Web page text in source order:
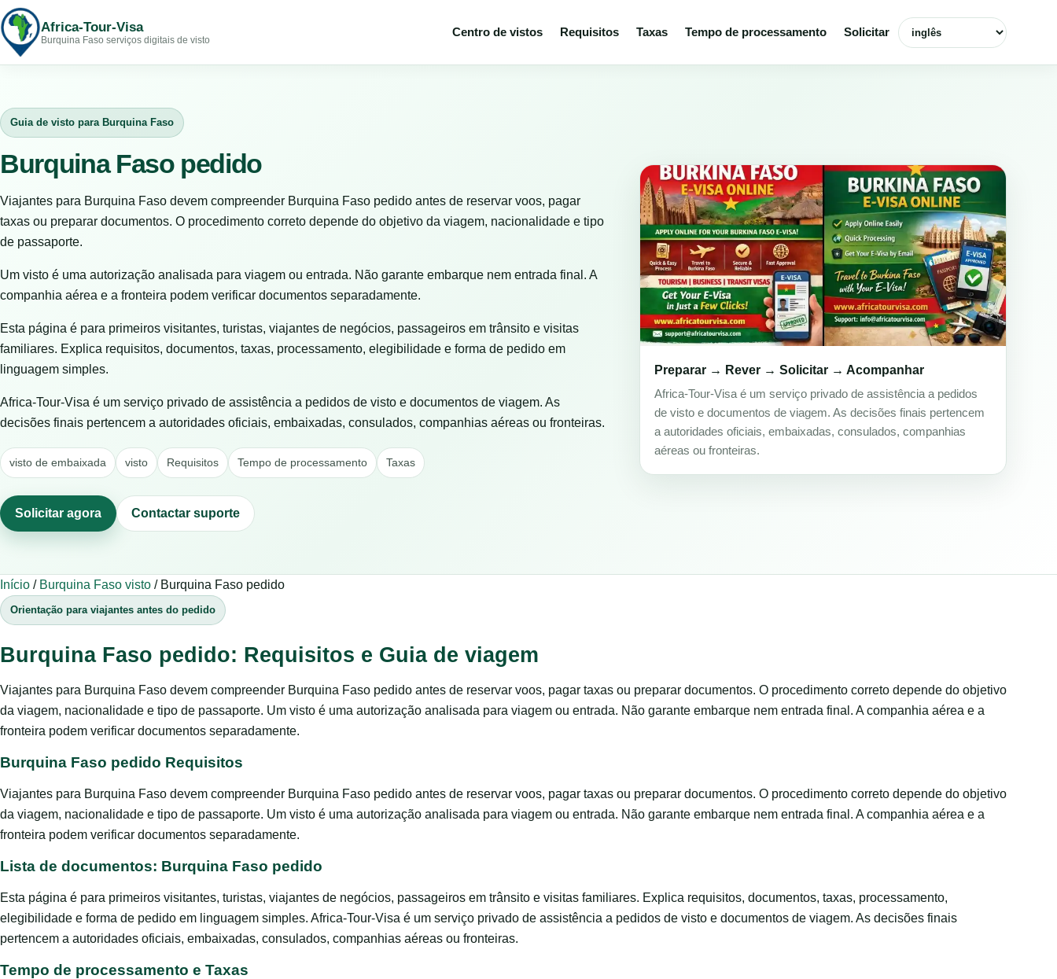
Africa-Tour-Visa
Burquina Faso serviços digitais de visto
Centro de vistos Requisitos Taxas Tempo de processamento Solicitar Selecionar idioma
Guia de visto para Burquina Faso
Burquina Faso pedido
Viajantes para Burquina Faso devem compreender Burquina Faso pedido antes de reservar voos, pagar
taxas ou preparar documentos. O procedimento correto depende do objetivo da viagem, nacionalidade e tipo
de passaporte.
Um visto é uma autorização analisada para viagem ou entrada. Não garante embarque nem entrada final. A
companhia aérea e a fronteira podem verificar documentos separadamente.
Esta página é para primeiros visitantes, turistas, viajantes de negócios, passageiros em trânsito e visitas
familiares. Explica requisitos, documentos, taxas, processamento, elegibilidade e forma de pedido em
linguagem simples.
Africa-Tour-Visa é um serviço privado de assistência a pedidos de visto e documentos de viagem. As
decisões finais pertencem a autoridades oficiais, embaixadas, consulados, companhias aéreas ou fronteiras.
visto de embaixada visto Requisitos Tempo de processamento Taxas
Solicitar agora Contactar suporte
Preparar → Rever → Solicitar → Acompanhar
Africa-Tour-Visa é um serviço privado de assistência a pedidos
de visto e documentos de viagem. As decisões finais pertencem
a autoridades oficiais, embaixadas, consulados, companhias
aéreas ou fronteiras.
Início / Burquina Faso visto / Burquina Faso pedido
Orientação para viajantes antes do pedido
Burquina Faso pedido: Requisitos e Guia de viagem
Viajantes para Burquina Faso devem compreender Burquina Faso pedido antes de reservar voos, pagar taxas ou preparar documentos. O procedimento correto depende do objetivo
da viagem, nacionalidade e tipo de passaporte. Um visto é uma autorização analisada para viagem ou entrada. Não garante embarque nem entrada final. A companhia aérea e a
fronteira podem verificar documentos separadamente.
Burquina Faso pedido Requisitos
Viajantes para Burquina Faso devem compreender Burquina Faso pedido antes de reservar voos, pagar taxas ou preparar documentos. O procedimento correto depende do objetivo
da viagem, nacionalidade e tipo de passaporte. Um visto é uma autorização analisada para viagem ou entrada. Não garante embarque nem entrada final. A companhia aérea e a
fronteira podem verificar documentos separadamente.
Lista de documentos: Burquina Faso pedido
Esta página é para primeiros visitantes, turistas, viajantes de negócios, passageiros em trânsito e visitas familiares. Explica requisitos, documentos, taxas, processamento,
elegibilidade e forma de pedido em linguagem simples. Africa-Tour-Visa é um serviço privado de assistência a pedidos de visto e documentos de viagem. As decisões finais
pertencem a autoridades oficiais, embaixadas, consulados, companhias aéreas ou fronteiras.
Tempo de processamento e Taxas